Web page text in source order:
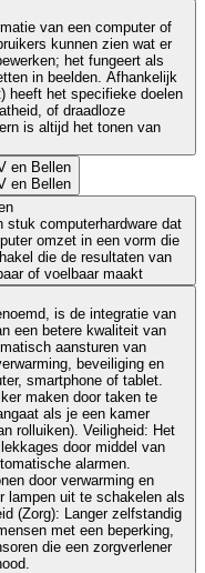
van een computer of
kunnen zien wat er
het fungeert als
in beelden. Afhankelijk
heeft het specifieke doelen
of draadloze
is altijd het tonen van
en Bellen
en Bellen
stuk computerhardware dat
omzet in een vorm die
die de resultaten van
of voelbaar maakt
is de integratie van
een betere kwaliteit van
aansturen van
beveiliging en
smartphone of tablet.
maken door taken te
als je een kamer
rolluiken). Veiligheid: Het
door middel van
alarmen.
door verwarming en
lampen uit te schakelen als
(Zorg): Langer zelfstandig
met een beperking,
die een zorgverlener